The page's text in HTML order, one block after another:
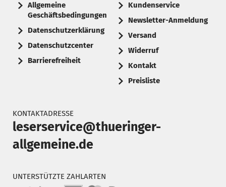
Allgemeine
Geschäftsbedingungen
Datenschutzerklärung
Datenschutzcenter
Barrierefreiheit
Kundenservice
Newsletter-Anmeldung
Versand
Widerruf
Kontakt
Preisliste
KONTAKTADRESSE
leserservice@thueringer-
allgemeine.de
UNTERSTÜTZTE ZAHLARTEN